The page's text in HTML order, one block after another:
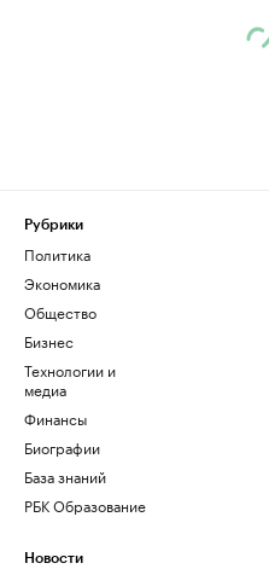
Рубрики
Политика
Экономика
Общество
Бизнес
Технологии и
медиа
Финансы
Биографии
База знаний
РБК Образование
Новости